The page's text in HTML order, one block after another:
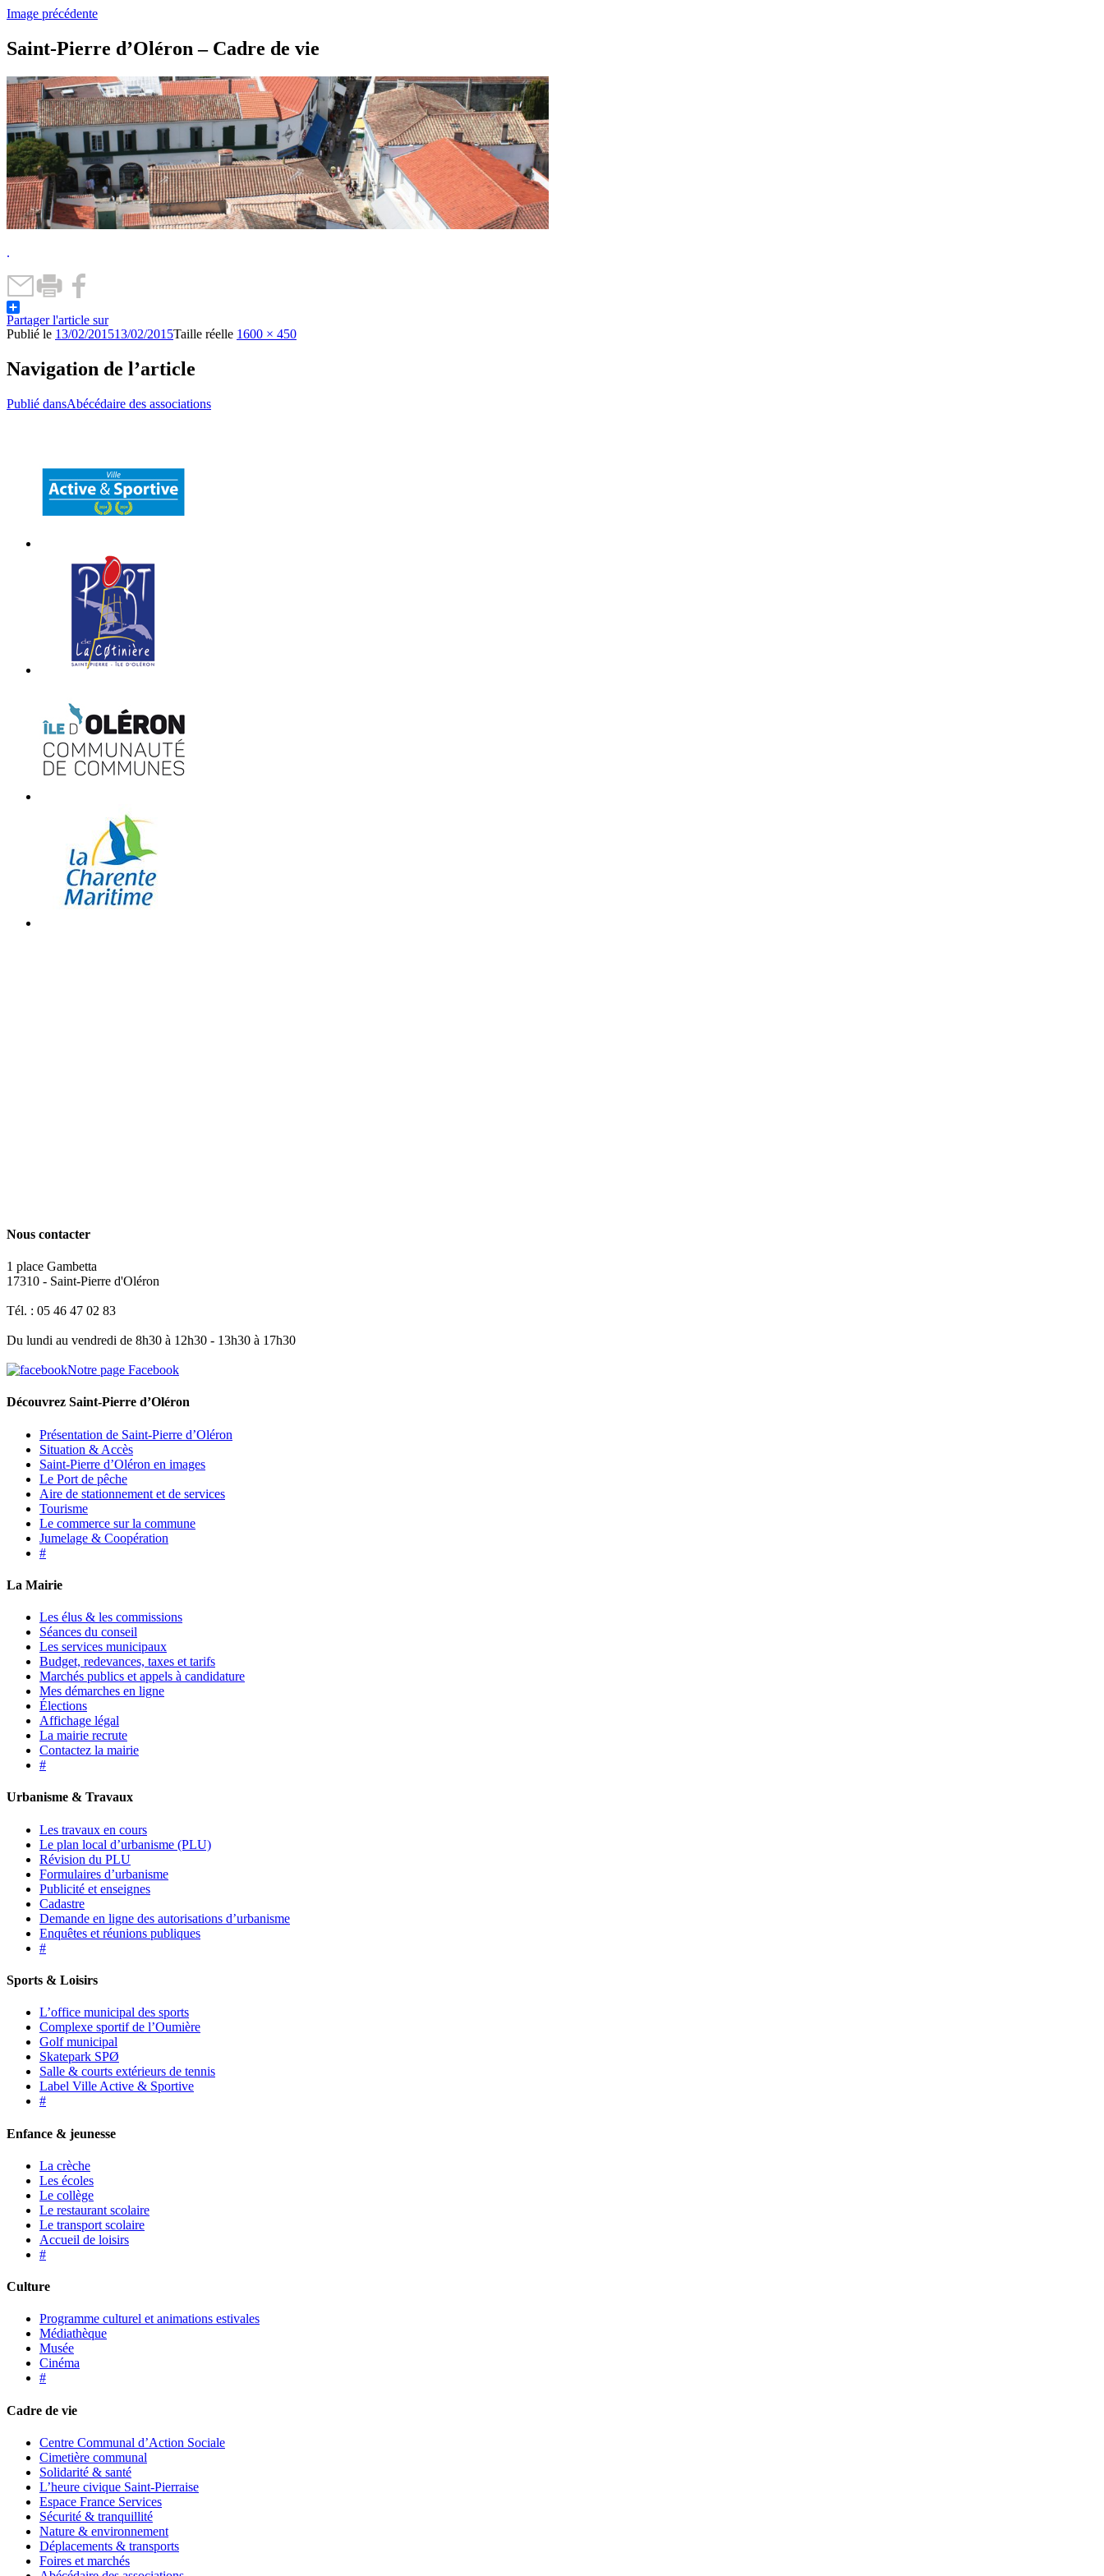
Image précédente
Saint-Pierre d’Oléron – Cadre de vie
.
Partager l'article sur
Publié le 13/02/201513/02/2015Taille réelle 1600 × 450
Navigation de l’article
Publié dansAbécédaire des associations
Nous contacter
1 place Gambetta
17310 - Saint-Pierre d'Oléron
Tél. : 05 46 47 02 83
Du lundi au vendredi de 8h30 à 12h30 - 13h30 à 17h30
Notre page Facebook
Découvrez Saint-Pierre d’Oléron
Présentation de Saint-Pierre d’Oléron
Situation & Accès
Saint-Pierre d’Oléron en images
Le Port de pêche
Aire de stationnement et de services
Tourisme
Le commerce sur la commune
Jumelage & Coopération
#
La Mairie
Les élus & les commissions
Séances du conseil
Les services municipaux
Budget, redevances, taxes et tarifs
Marchés publics et appels à candidature
Mes démarches en ligne
Élections
Affichage légal
La mairie recrute
Contactez la mairie
#
Urbanisme & Travaux
Les travaux en cours
Le plan local d’urbanisme (PLU)
Révision du PLU
Formulaires d’urbanisme
Publicité et enseignes
Cadastre
Demande en ligne des autorisations d’urbanisme
Enquêtes et réunions publiques
#
Sports & Loisirs
L’office municipal des sports
Complexe sportif de l’Oumière
Golf municipal
Skatepark SPØ
Salle & courts extérieurs de tennis
Label Ville Active & Sportive
#
Enfance & jeunesse
La crèche
Les écoles
Le collège
Le restaurant scolaire
Le transport scolaire
Accueil de loisirs
#
Culture
Programme culturel et animations estivales
Médiathèque
Musée
Cinéma
#
Cadre de vie
Centre Communal d’Action Sociale
Cimetière communal
Solidarité & santé
L’heure civique Saint-Pierraise
Espace France Services
Sécurité & tranquillité
Nature & environnement
Déplacements & transports
Foires et marchés